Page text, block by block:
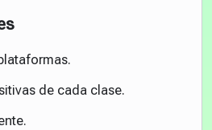
de cada clase.